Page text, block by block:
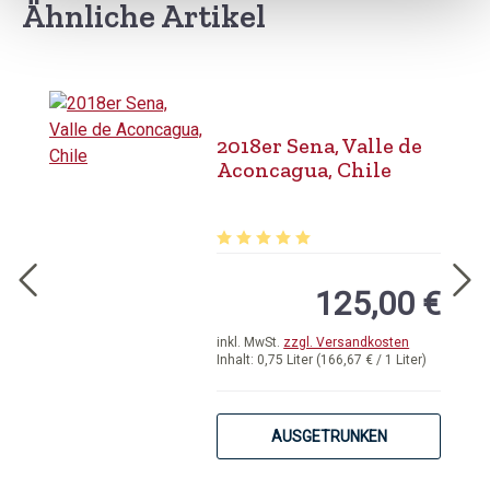
Ähnliche Artikel
Produktgalerie überspringen
2018er Sena, Valle de
Aconcagua, Chile
Durchschnittliche Bewertung von 5
Inhalt: 0,75 Liter (166,67 € / 1 Liter)
inkl. MwSt. zzgl. Versandkosten
125,00 €
AUSGETRUNKEN